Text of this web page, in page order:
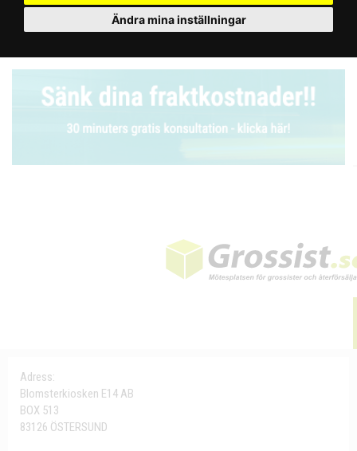
Ändra mina inställningar
Adress:
Blomsterkiosken E14 AB
BOX 513
83126 ÖSTERSUND